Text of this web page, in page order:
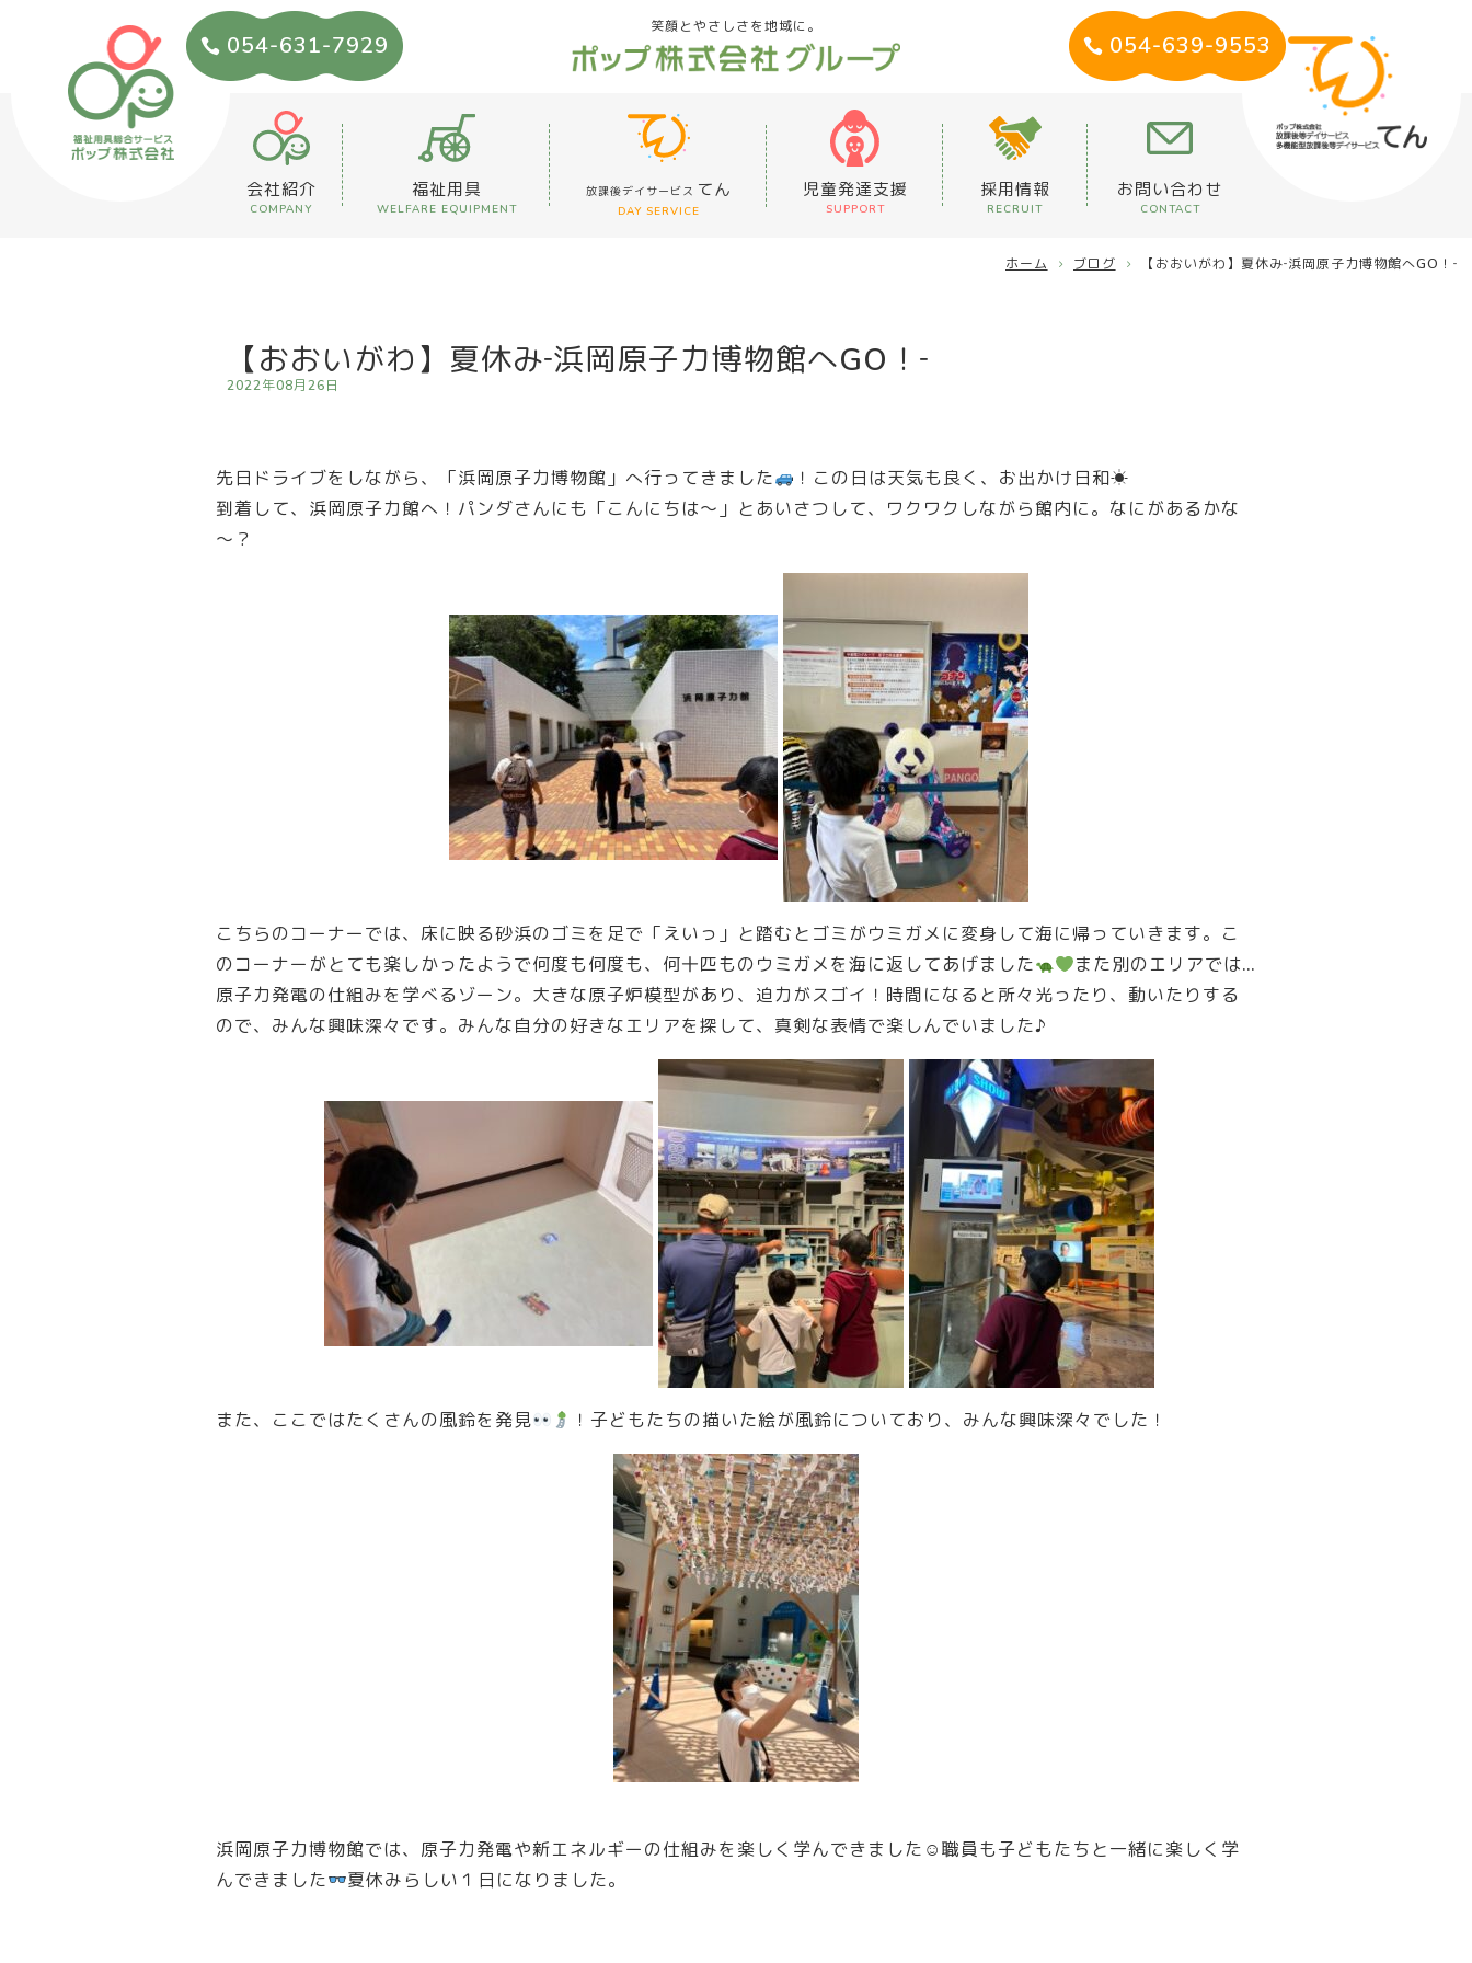
笑顔とやさしさを地域に。
054-631-7929 054-639-9553
会社紹介
COMPANY
福祉用具
WELFARE EQUIPMENT
放課後デイサービス てん
DAY SERVICE
児童発達支援
SUPPORT
採用情報
RECRUIT
お問い合わせ
CONTACT
ホーム ブログ 【おおいがわ】夏休み‐浜岡原子力博物館へGO！‐
【おおいがわ】夏休み‐浜岡原子力博物館へGO！‐
2022年08月26日
先日ドライブをしながら、「浜岡原子力博物館」へ行ってきました
！この日は天気も良く、お出かけ日和☀
到着して、浜岡原子力館へ！パンダさんにも「こんにちは～」とあいさつして、ワクワクしながら館内に。なにがあるかな
～？
こちらのコーナーでは、床に映る砂浜のゴミを足で「えいっ」と踏むとゴミがウミガメに変身して海に帰っていきます。こ
のコーナーがとても楽しかったようで何度も何度も、何十匹ものウミガメを海に返してあげました
また別のエリアでは…
原子力発電の仕組みを学べるゾーン。大きな原子炉模型があり、迫力がスゴイ！時間になると所々光ったり、動いたりする
ので、みんな興味深々です。みんな自分の好きなエリアを探して、真剣な表情で楽しんでいました♪
また、ここではたくさんの風鈴を発見 ！子どもたちの描いた絵が風鈴についており、みんな興味深々でした！
浜岡原子力博物館では、原子力発電や新エネルギーの仕組みを楽しく学んできました☺職員も子どもたちと一緒に楽しく学
んできました
夏休みらしい１日になりました。